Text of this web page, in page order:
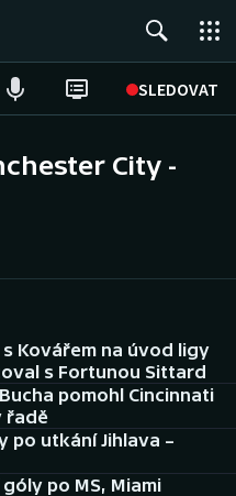
SLEDOVAT
City -
s Kovářem na úvod ligy
s Fortunou Sittard
pomohl Cincinnati
řadě
po utkání Jihlava –
po MS, Miami